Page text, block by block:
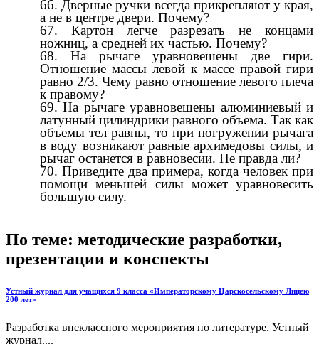
Дверные ручки всегда прикрепляют у края,
а не в центре двери. Почему?
Картон легче разрезать не концами
ножниц, а средней их частью. Почему?
На рычаге уравновешены две гири.
Отношение массы левой к массе правой гири
равно 2/3. Чему равно отношение левого плеча
к правому?
На рычаге уравновешены алюминиевый и
латунный цилиндрики равного объема. Так как
объемы тел равны, то при погружении рычага
в воду возникают равные архимедовы силы, и
рычаг останется в равновесии. Не правда ли?
Приведите два примера, когда человек при
помощи меньшей силы может уравновесить
большую силу.
По теме: методические разработки,
презентации и конспекты
Устный журнал для учащихся 9 класса «Императорскому Царскосельскому Лицею
200 лет»
Разработка внеклассного мероприятия по литературе. Устный
журнал....